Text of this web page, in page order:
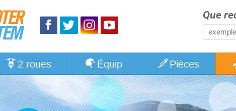
Que
2 roues Équip Pièces